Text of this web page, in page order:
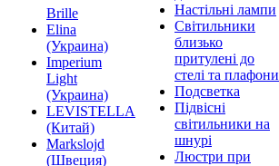
Brille
Elina
(Украина)
Imperium
Light
(Украина)
LEVISTELLA
(Китай)
Markslojd
(Швеция)
Настільні лампи
Світильники
близько
притулені до
стелі та плафони
Подсветка
Підвісні
світильники на
шнурі
Люстри при